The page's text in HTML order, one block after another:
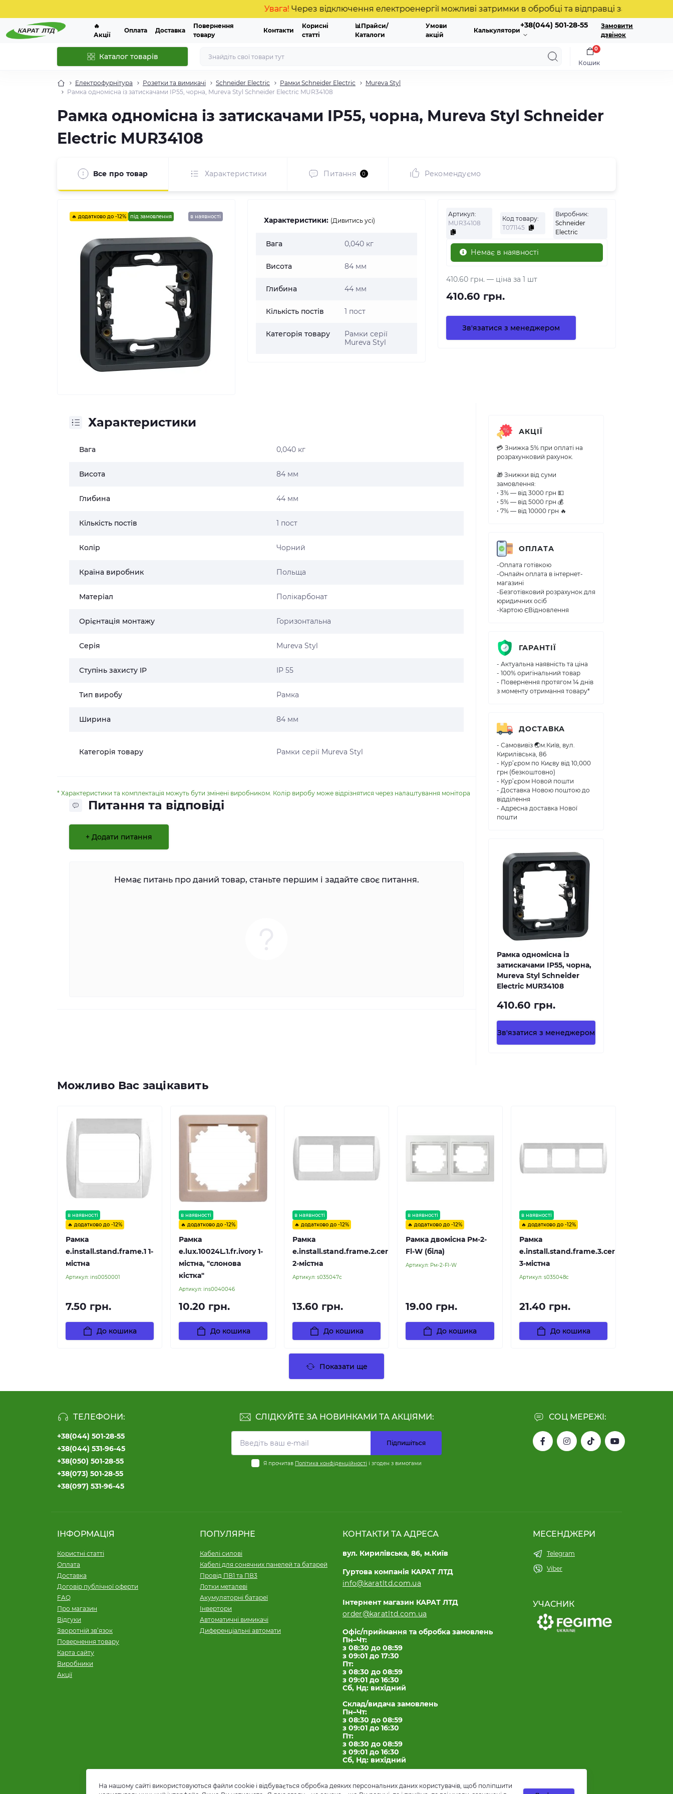
Увага!Через відключення електроенергії можливі затримки в обробці та відправці замовлень.
🔥
Акції
Оплата Доставка
Повернення
товару
Контакти
Корисні
статті
📊Прайси/
Каталоги
Умови
акцій
Калькулятори
+38(044) 501-28-55
Замовити
дзвінок
Каталог товарів
Кошик
0
Електрофурнітура Розетки та вимикачі Schneider Electric Рамки Schneider Electric
Mureva Styl
Рамка одномісна із затискачами IP55, чорна, Mureva Styl Schneider Electric MUR34108
Рамка одномісна із затискачами IP55, чорна, Mureva Styl Schneider
Electric MUR34108
Все про товар Характеристики Питання 0 Рекомендуємо
🔥 додатково до -12% під замовлення в наявності Характеристики: (Дивитись усі)
Вага 0,040 кг
Висота 84 мм
Глибина 44 мм
Кількість постів 1 пост
Категорія товару
Рамки серії
Mureva Styl
Артикул:
MUR34108
Код товару:
Т071145
Виробник:
Schneider
Electric
Немає в наявності
410.60 грн. — ціна за 1 шт
410.60 грн.
Зв'язатися з менеджером
Характеристики
Вага 0,040 кг
Висота 84 мм
Глибина 44 мм
Кількість постів 1 пост
Колір Чорний
Країна виробник Польща
Матеріал Полікарбонат
Орієнтація монтажу Горизонтальна
Серія Mureva Styl
Ступінь захисту IP IP 55
Тип виробу Рамка
Ширина 84 мм
Категорія товару Рамки серії Mureva Styl
* Характеристики та комплектація можуть бути змінені виробником. Колір виробу може відрізнятися через налаштування монітора
Питання та відповіді
+ Додати питання
Немає питань про даний товар, станьте першим і задайте своє питання.
АКЦІЇ
💳 Знижка 5% при оплаті на
розрахунковий рахунок.
🎁 Знижки від суми
замовлення:
• 3% — від 3000 грн 💵
• 5% — від 5000 грн 💰
• 7% — від 10000 грн 🔥
ОПЛАТА
-Оплата готівкою
-Онлайн оплата в інтернет-
магазині
-Безготівковий розрахунок для
юридичних осіб
-Картою ЄВідновлення
ГАРАНТІЇ
- Актуальна наявність та ціна
- 100% оригінальний товар
- Повернення протягом 14 днів
з моменту отримання товару*
ДОСТАВКА
- Самовивіз 🌏м.Київ, вул.
Кирилівська, 86
- Кур’єром по Києву від 10,000
грн (безкоштовно)
- Кур’єром Новой пошти
- Доставка Новою поштою до
відділення
- Адресна доставка Нової
пошти
Рамка одномісна із
затискачами IP55, чорна,
Mureva Styl Schneider
Electric MUR34108
410.60 грн.
Зв'язатися з менеджером
Можливо Вас зацікавить
в наявності
🔥 додатково до -12%
Рамка
e.install.stand.frame.1 1-
містна
Артикул: ins0050001
7.50 грн.
До кошика
в наявності
🔥 додатково до -12%
Рамка
e.lux.10024L.1.fr.ivory 1-
містна, "слонова
кістка"
Артикул: ins0040046
10.20 грн.
До кошика
в наявності
🔥 додатково до -12%
Рамка
e.install.stand.frame.2.cer
2-містна
Артикул: s035047c
13.60 грн.
До кошика
в наявності
🔥 додатково до -12%
Рамка двомісна Pм-2-
Fl-W (біла)
Артикул: Pм-2-Fl-W
19.00 грн.
До кошика
в наявності
🔥 додатково до -12%
Рамка
e.install.stand.frame.3.cer
3-містна
Артикул: s035048c
21.40 грн.
До кошика
Показати ще
ТЕЛЕФОНИ:
+38(044) 501-28-55
+38(044) 531-96-45
+38(050) 501-28-55
+38(073) 501-28-55
+38(097) 531-96-45
СОЦ МЕРЕЖІ:
СЛІДКУЙТЕ ЗА НОВИНКАМИ ТА АКЦІЯМИ:
Підпишіться
Я прочитав Політика конфіденційності і згоден з вимогами
ІНФОРМАЦІЯ
Користні статті
Оплата
Доставка
Договір публічної оферти
FAQ
Про магазин
Відгуки
Зворотній зв’язок
Повернення товару
Карта сайту
Виробники
Акції
ПОПУЛЯРНЕ
Кабелі силові
Кабелі для сонячних панелей та батарей
Провід ПВ1 та ПВ3
Лотки металеві
Акумуляторні батареї
Інвертори
Автоматичні вимикачі
Диференціальні автомати
КОНТАКТИ ТА АДРЕСА
вул. Кирилівська, 86, м.Київ
Гуртова компанія КАРАТ ЛТД
info@karatltd.com.ua
Інтернент магазин КАРАТ ЛТД
order@karatltd.com.ua
Офіс/приймання та обробка замовлень
Пн–Чт:
з 08:30 до 08:59
з 09:01 до 17:30
Пт:
з 08:30 до 08:59
з 09:01 до 16:30
Сб, Нд: вихідний
Склад/видача замовлень
Пн–Чт:
з 08:30 до 08:59
з 09:01 до 16:30
Пт:
з 08:30 до 08:59
з 09:01 до 16:30
Сб, Нд: вихідний
МЕСЕНДЖЕРИ
Telegram
Viber
УЧАСНИК
На нашому сайті використовуються файли cookie і відбувається обробка деяких персональних даних користувачів, щоб поліпшити